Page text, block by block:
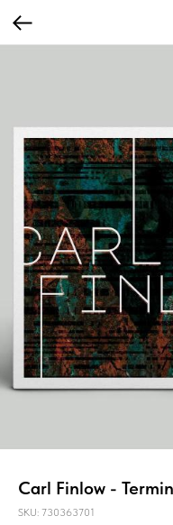
Carl Finlow -
SKU: 730363701